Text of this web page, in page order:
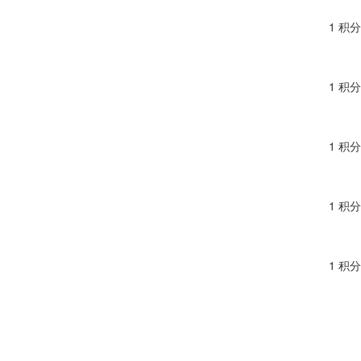
1 积分
1 积分
1 积分
1 积分
1 积分